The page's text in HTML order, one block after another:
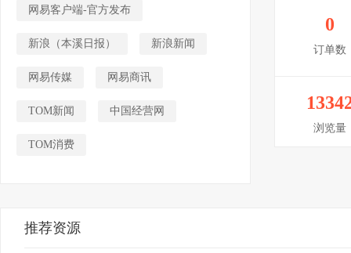
网易客户端-官方发布
新浪（本溪日报） 新浪新闻
网易传媒 网易商讯
TOM新闻 中国经营网
TOM消费
0
订单数
浏览量
推荐资源